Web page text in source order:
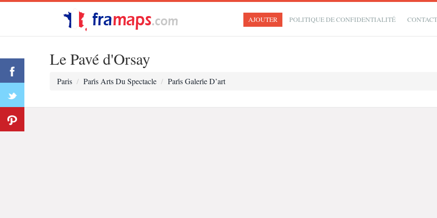
AJOUTER POLITIQUE DE CONFIDENTIALITÉ
Le Pavé d'Orsay
Paris Pari̇s Arts Du Spectacle Pari̇s Galeri̇e D’art